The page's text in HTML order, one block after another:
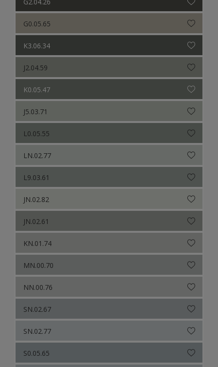
G0.05.65
K3.06.34
J2.04.59
K0.05.47
J5.03.71
L0.05.55
LN.02.77
L9.03.61
JN.02.82
JN.02.61
KN.01.74
MN.00.70
NN.00.76
SN.02.67
SN.02.77
S0.05.65